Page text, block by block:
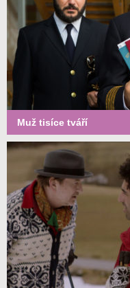
Muž tisíce tváří